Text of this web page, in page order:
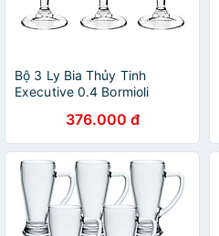
Bộ 3 Ly Bia Thủy Tinh
Executive 0.4 Bormioli
(530ml / Ly)376.000 đ